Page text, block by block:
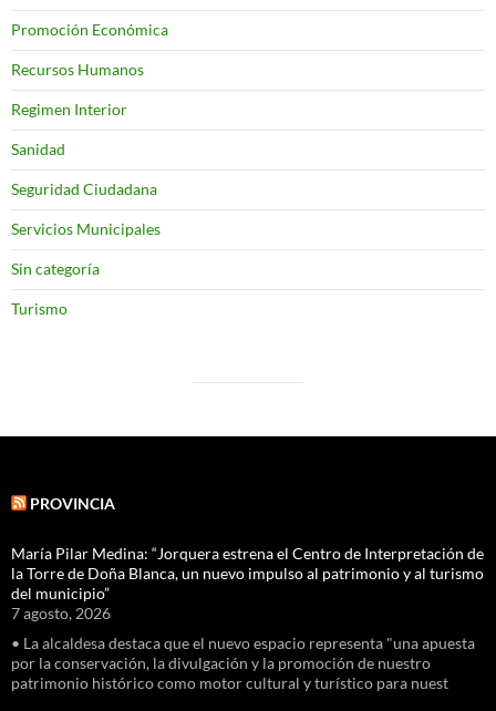
Promoción Económica
Recursos Humanos
Regimen Interior
Sanidad
Seguridad Ciudadana
Servicios Municipales
Sin categoría
Turismo
PROVINCIA
María Pilar Medina: “Jorquera estrena el Centro de Interpretación de
la Torre de Doña Blanca, un nuevo impulso al patrimonio y al turismo
del municipio”
7 agosto, 2026
• La alcaldesa destaca que el nuevo espacio representa "una apuesta
por la conservación, la divulgación y la promoción de nuestro
patrimonio histórico como motor cultural y turístico para nuest